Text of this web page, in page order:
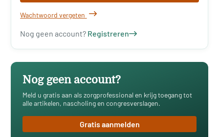
Wachtwoord vergeten
Nog geen account? Registreren
Nog geen account?
Meld u gratis aan als zorgprofessional en krijg toegang tot
alle artikelen, nascholing en congresverslagen.
Gratis aanmelden